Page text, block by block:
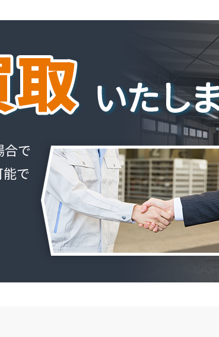
合で
で